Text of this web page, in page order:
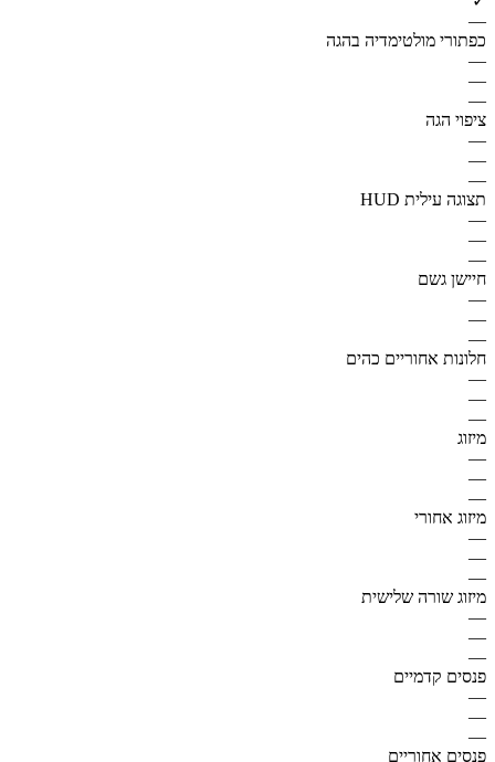
—
כפתורי מולטימדיה בהגה
—
—
—
ציפוי הגה
—
—
—
תצוגה עילית HUD
—
—
—
חיישן גשם
—
—
—
חלונות אחוריים כהים
—
—
—
מיזוג
—
—
—
מיזוג אחורי
—
—
—
מיזוג שורה שלישית
—
—
—
פנסים קדמיים
—
—
—
פנסים אחוריים